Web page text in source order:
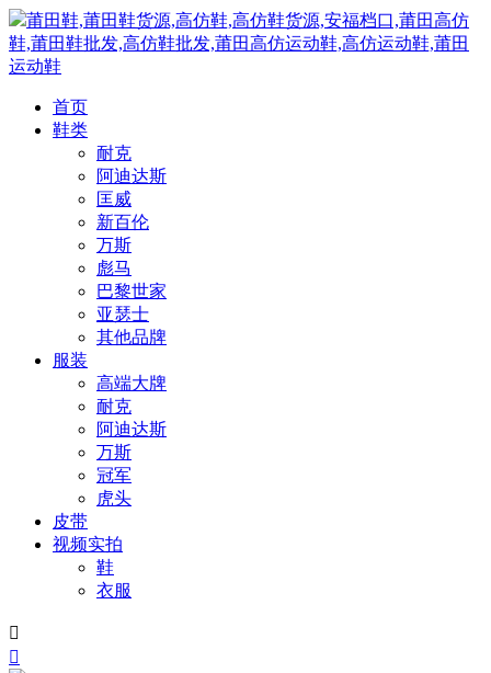
莆田鞋,莆田鞋货源,高仿鞋,高仿鞋货源,安福档口,莆田高仿
鞋,莆田鞋批发,高仿鞋批发,莆田高仿运动鞋,高仿运动鞋,莆田
运动鞋
首页
鞋类
耐克
阿迪达斯
匡威
新百伦
万斯
彪马
巴黎世家
亚瑟士
其他品牌
服装
高端大牌
耐克
阿迪达斯
万斯
冠军
虎头
皮带
视频实拍
鞋
衣服

